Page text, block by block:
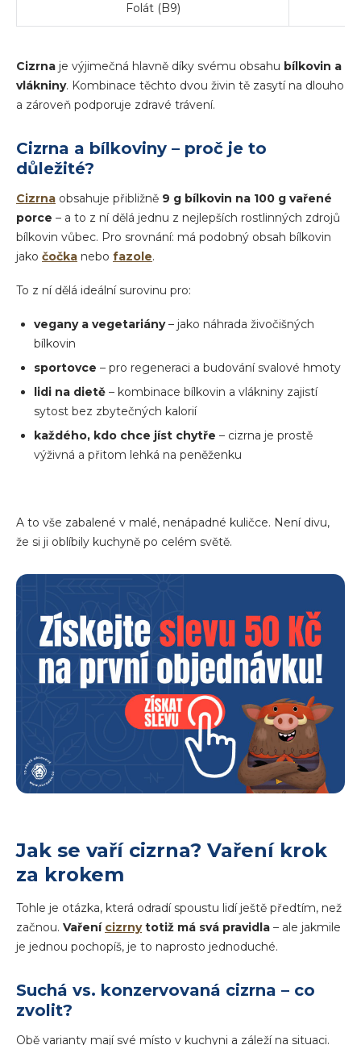
Folát (B9)
Cizrna je výjimečná hlavně díky svému obsahu bílkovin a
vlákniny. Kombinace těchto dvou živin tě zasytí na dlouho
a zároveň podporuje zdravé trávení.
Cizrna a bílkoviny – proč je to
důležité?
Cizrna obsahuje přibližně 9 g bílkovin na 100 g vařené
porce – a to z ní dělá jednu z nejlepších rostlinných zdrojů
bílkovin vůbec. Pro srovnání: má podobný obsah bílkovin
jako čočka nebo fazole.
To z ní dělá ideální surovinu pro:
vegany a vegetariány– jako náhrada živočišných
bílkovin
sportovce – pro regeneraci a budování svalové hmoty
lidi na dietě – kombinace bílkovin a vlákniny zajistí
sytost bez zbytečných kalorií
každého, kdo chce jíst chytře – cizrna je prostě
výživná a přitom lehká na peněženku
A to vše zabalené v malé, nenápadné kuličce. Není divu,
že si ji oblíbily kuchyně po celém světě.
Jak se vaří cizrna? Vaření krok
za krokem
Tohle je otázka, která odradí spoustu lidí ještě předtím, než
začnou. Vaření cizrny totiž má svá pravidla – ale jakmile
je jednou pochopíš, je to naprosto jednoduché.
Suchá vs. konzervovaná cizrna – co
zvolit?
Obě varianty mají své místo v kuchyni a záleží na situaci.